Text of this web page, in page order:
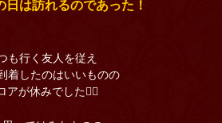
日は訪れるのであった！
も行く友人を従え
着したのはいいものの
アが休みでした️🤦‍♂️